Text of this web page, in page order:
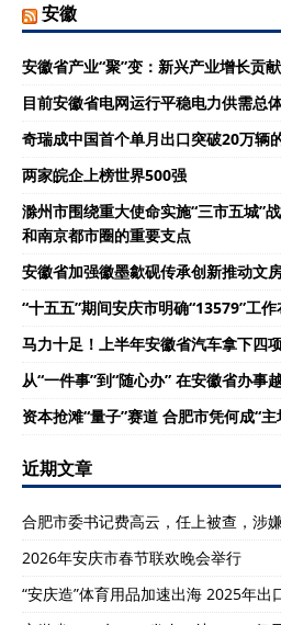
安徽
安徽省产业“聚”变：新兴产业增长贡
目前安徽省电网运行平稳电力供需总
奇瑞成中国首个单月出口突破20万辆
两家皖企上榜世界500强
滁州市围绕重大使命实施“三市五城
和南京都市圈的重要支点
安徽省加强徽墨歙砚传承创新推动文
“十五五”期间安庆市明确“13579”工
马力十足！上半年安徽省汽车拿下四
从“一件事”到“随心办” 在安徽省办事
资本抢滩“量子”赛道 合肥市凭何成“主
近期文章
合肥市委书记费高云，任上被查，涉
2026年安庆市春节联欢晚会举行
“安庆造”体育用品加速出海 2025年出